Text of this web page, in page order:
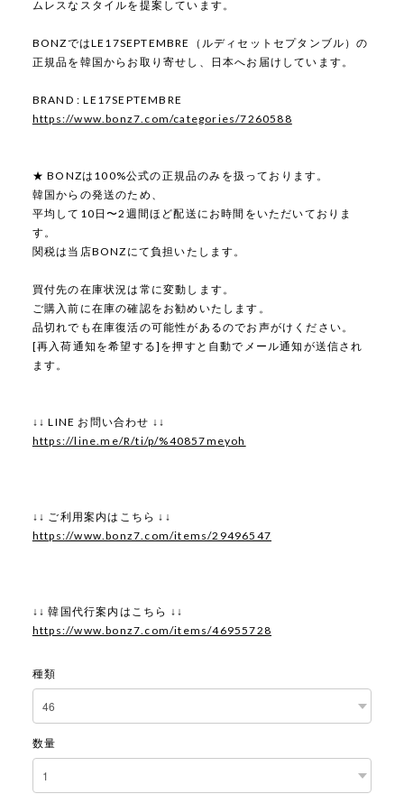
ムレスなスタイルを提案しています。
BONZではLE17SEPTEMBRE（ルディセットセプタンブル）の
正規品を韓国からお取り寄せし、日本へお届けしています。
BRAND : LE17SEPTEMBRE
https://www.bonz7.com/categories/7260588
★ BONZは100%公式の正規品のみを扱っております。
韓国からの発送のため、
平均して10日〜2週間ほど配送にお時間をいただいておりま
す。
関税は当店BONZにて負担いたします。
買付先の在庫状況は常に変動します。
ご購入前に在庫の確認をお勧めいたします。
品切れでも在庫復活の可能性があるのでお声がけください。
[再入荷通知を希望する]を押すと自動でメール通知が送信され
ます。
↓↓ LINE お問い合わせ ↓↓
https://line.me/R/ti/p/%40857meyoh
↓↓ ご利用案内はこちら ↓↓
https://www.bonz7.com/items/29496547
↓↓ 韓国代行案内はこちら ↓↓
https://www.bonz7.com/items/46955728
種類
数量